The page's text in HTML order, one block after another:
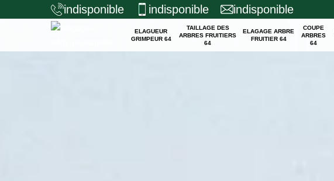
indisponible indisponible indisponible
ELAGUEUR
GRIMPEUR 64
TAILLAGE DES
ARBRES FRUITIERS
64
ELAGAGE ARBRE
FRUITIER 64
COUPE
ARBRES
64